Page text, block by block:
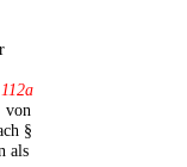
von
§
als